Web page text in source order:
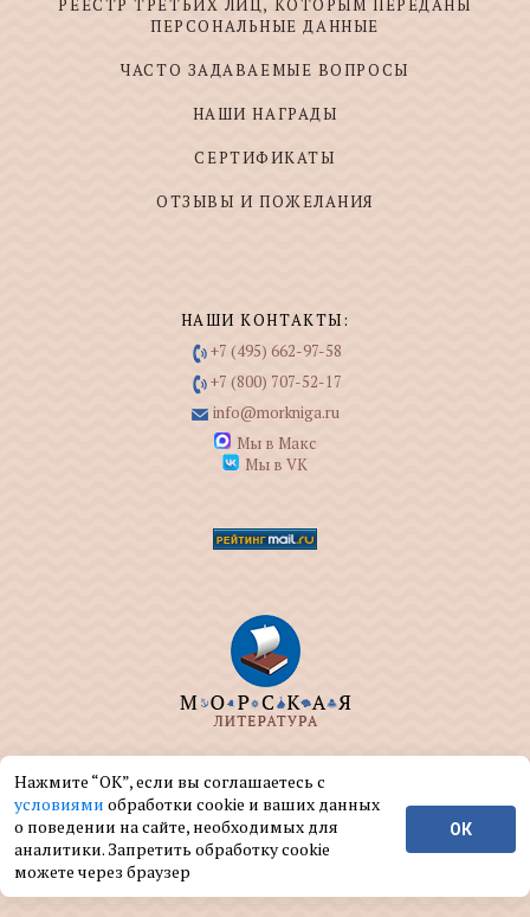
РЕЕСТР ТРЕТЬИХ ЛИЦ, КОТОРЫМ ПЕРЕДАНЫ
ПЕРСОНАЛЬНЫЕ ДАННЫЕ
ЧАСТО ЗАДАВАЕМЫЕ ВОПРОСЫ
НАШИ НАГРАДЫ
СЕРТИФИКАТЫ
ОТЗЫВЫ И ПОЖЕЛАНИЯ
НАШИ КОНТАКТЫ:
+7 (495) 662-97-58
+7 (800) 707-52-17
info@morkniga.ru
Мы в Макс
Мы в VK
ООО "МОРКНИГА" занимается изданием и
реализацией книг на морскую тематику.
© ООО "МОРКНИГА", 2004 — 2026 г.
Нажмите “ОК”, если вы соглашаетесь с
условиями обработки cookie и ваших данных
о поведении на сайте, необходимых для
аналитики. Запретить обработку cookie
можете через браузер
ОК